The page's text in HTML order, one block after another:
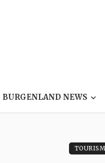
BURGENLAND NEWS